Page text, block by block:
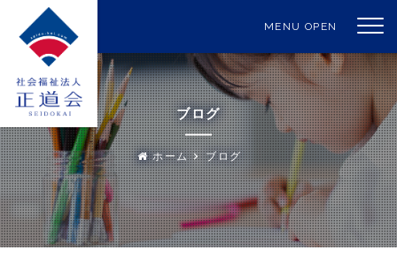
MENU OPEN
ブログ
ホーム ブログ